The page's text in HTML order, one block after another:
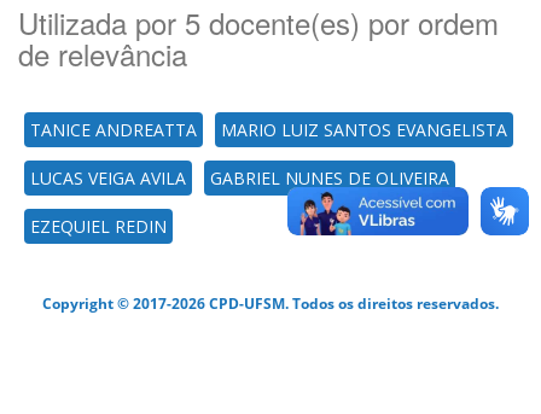
Utilizada por 5 docente(es) por ordem
de relevância
TANICE ANDREATTA MARIO LUIZ SANTOS EVANGELISTA
LUCAS VEIGA AVILA GABRIEL NUNES DE OLIVEIRA
EZEQUIEL REDIN
Copyright © 2017-2026 CPD-UFSM. Todos os direitos reservados.